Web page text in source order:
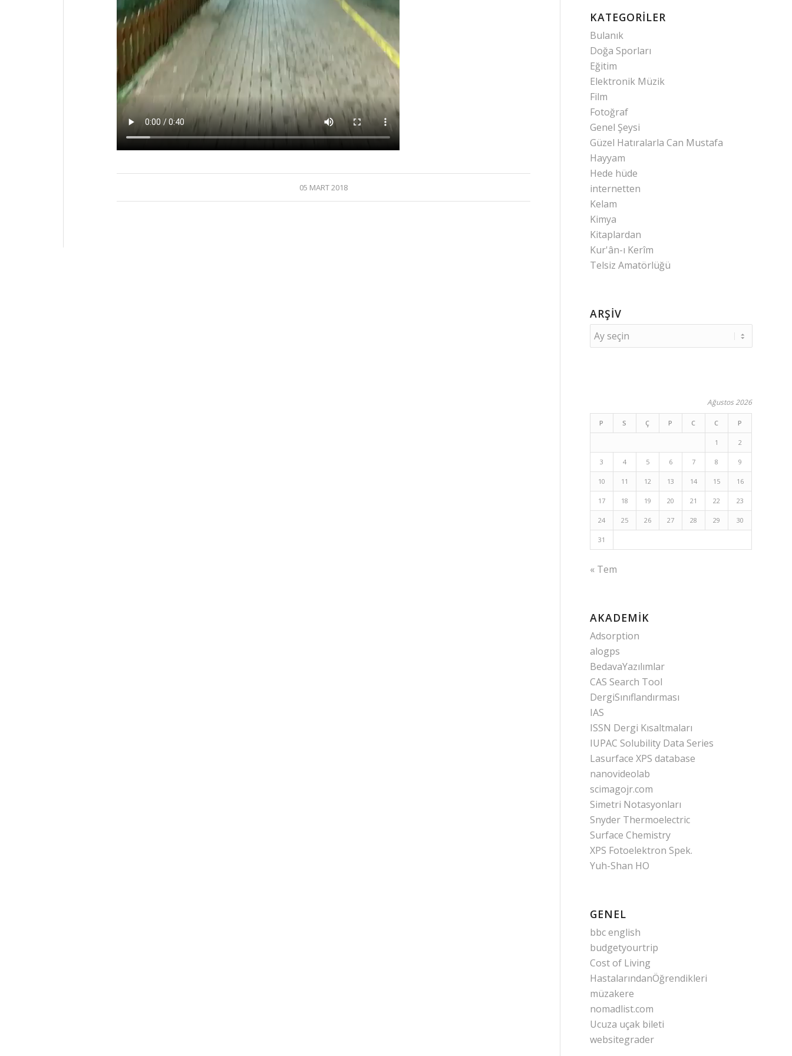
05 MART 2018
KATEGORILER
Bulanık
Doğa Sporları
Eğitim
Elektronik Müzik
Film
Fotoğraf
Genel Şeysi
Güzel Hatıralarla Can Mustafa
Hayyam
Hede hüde
internetten
Kelam
Kimya
Kitaplardan
Kur'ân-ı Kerîm
Telsiz Amatörlüğü
ARŞIV
Ağustos 2026
P S Ç P C C P
1 2
3 4 5 6 7 8 9
10 11 12 13 14 15 16
17 18 19 20 21 22 23
24 25 26 27 28 29 30
31
« Tem
AKADEMIK
Adsorption
alogps
BedavaYazılımlar
CAS Search Tool
DergiSınıflandırması
IAS
ISSN Dergi Kısaltmaları
IUPAC Solubility Data Series
Lasurface XPS database
nanovideolab
scimagojr.com
Simetri Notasyonları
Snyder Thermoelectric
Surface Chemistry
XPS Fotoelektron Spek.
Yuh-Shan HO
GENEL
bbc english
budgetyourtrip
Cost of Living
HastalarındanÖğrendikleri
müzakere
nomadlist.com
Ucuza uçak bileti
websitegrader